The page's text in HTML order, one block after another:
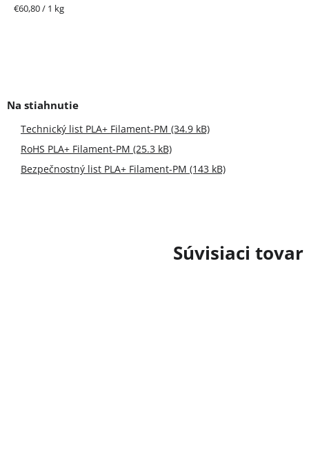
Súvisiaci tovar
Jednotková
€60,80 / 1 kg
Technický list PLA+ Filament-PM (34.9 kB)
RoHS PLA+ Filament-PM (25.3 kB)
Bezpečnostný list PLA+ Filament-PM (143 kB)